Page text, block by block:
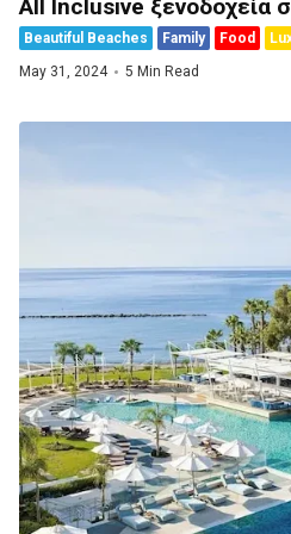
All Inclusive ξενοδοχεία
Beautiful Beaches Family Food
May 31, 2024
5 Min Read